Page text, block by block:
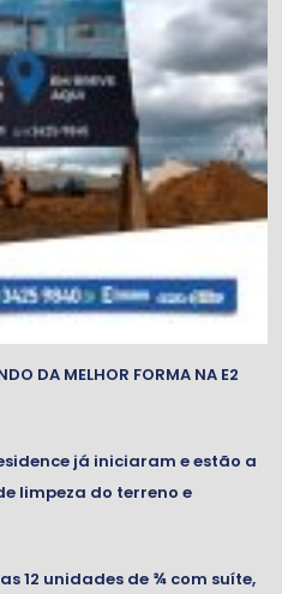
DA MELHOR FORMA NA E2
já iniciaram e estão a
limpeza do terreno e
12 unidades de ¾ com suíte,